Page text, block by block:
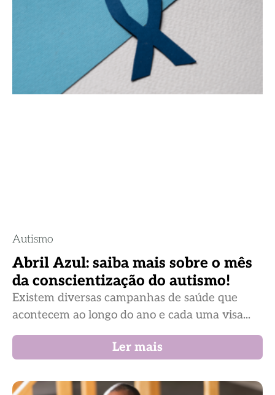
Autismo
Abril Azul: saiba mais sobre o mês
da conscientização do autismo!
Existem diversas campanhas de saúde que
acontecem ao longo do ano e cada uma visa...
Ler mais